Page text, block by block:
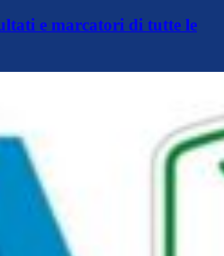
e marcatori di tutte le